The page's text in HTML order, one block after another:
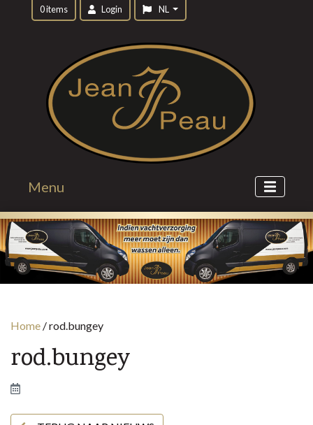
0 items Login NL
Menu
Home /rod.bungey
rod.bungey